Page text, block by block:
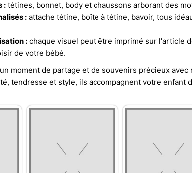
:tétines, bonnet, body et chaussons arborant des
:attache tétine, boîte à tétine, bavoir, tous
:chaque visuel peut être imprimé sur l'article
de votre bébé.
moment de partage et de souvenirs précieux
tendresse et style, ils accompagnent votre enfant